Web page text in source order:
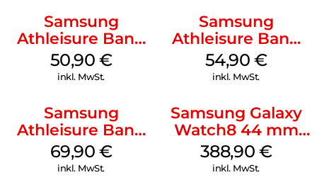
Samsung
Athleisure Band
(M/L) Galaxy
Watch8/Watch8
50,90 €
inkl. MwSt.
Samsung
Athleisure Band
(S/M) Galaxy
Watch8/Watch8
54,90 €
inkl. MwSt.
Samsung
Athleisure Band
(S/M) Galaxy
Watch8/Watch8
69,90 €
inkl. MwSt.
Samsung Galaxy
Watch8 44 mm
Graphite
388,90 €
inkl. MwSt.